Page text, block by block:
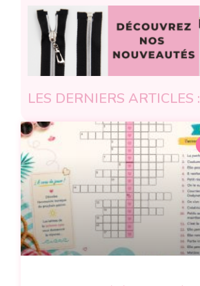
LES DERNIERS ARTICLES :